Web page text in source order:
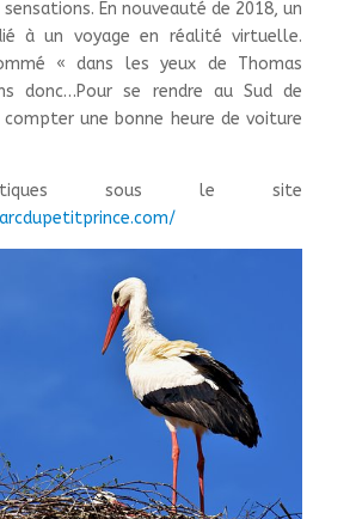
En nouveauté de 2018, un
à un voyage en réalité virtuelle.
« dans les yeux de Thomas
donc…Pour se rendre au Sud de
une bonne heure de voiture
sous le site